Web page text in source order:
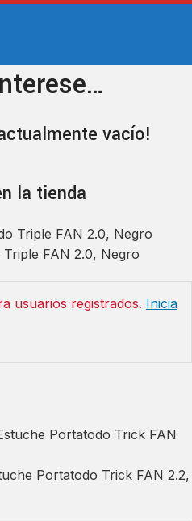
vacío!
la tienda
FAN 2.0, Negro
usuarios registrados. Inicia
Portatodo Trick FAN 2.2,